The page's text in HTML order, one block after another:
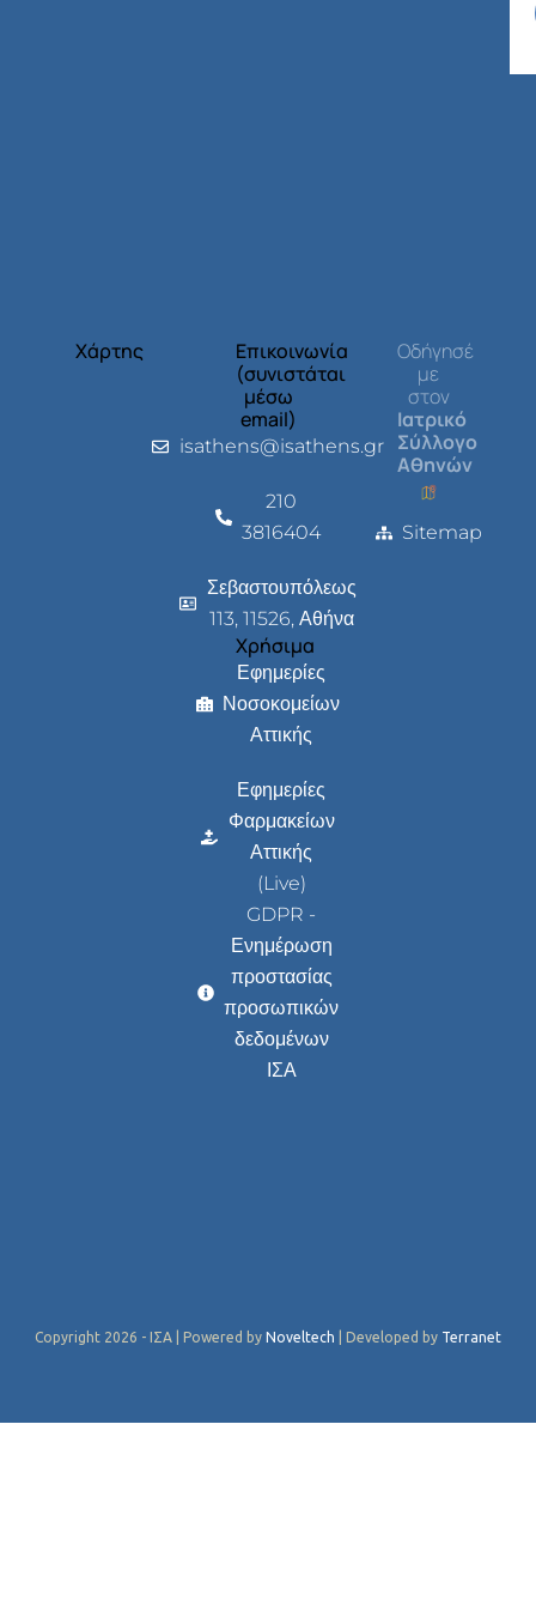
Χάρτης
Επικοινωνία
(συνιστάται
μέσω
email)
isathens@isathens.gr
210
3816404
Σεβαστουπόλεως
113, 11526, Αθήνα
Χρήσιμα
Εφημερίες
Νοσοκομείων
Αττικής
Εφημερίες
Φαρμακείων
Αττικής
(Live)
GDPR -
Ενημέρωση
προστασίας
προσωπικών
δεδομένων
ΙΣΑ
Οδήγησέ
με
στον
Ιατρικό
Σύλλογο
Αθηνών
Sitemap
Copyright 2026 - ΙΣΑ | Powered by Noveltech | Developed by Terranet